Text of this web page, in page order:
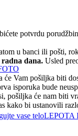
LEPOTA
potvrdu
u banci ili pošti,
dana. Usled
će Vam pošiljka biti
isporuka bude
pošiljka će nam biti
kako bi ustanovili